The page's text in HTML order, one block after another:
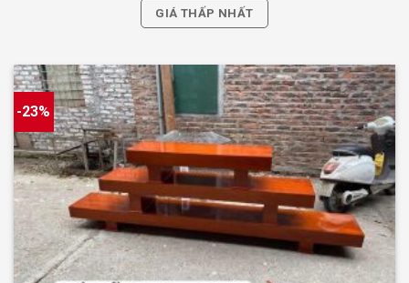
GIÁ THẤP NHẤT
-23%